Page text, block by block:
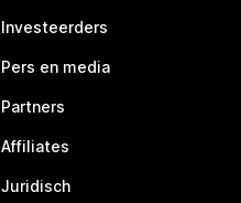
Investeerders
Pers en media
Partners
Affiliates
Juridisch